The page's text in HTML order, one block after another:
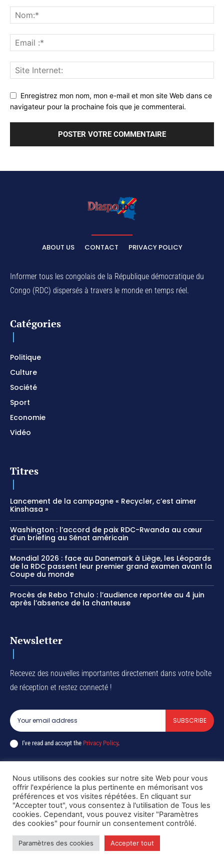
Enregistrez mon nom, mon e-mail et mon site Web dans ce
navigateur pour la prochaine fois que je commenterai.
ABOUT US CONTACT PRIVACY POLICY
Informer tous les congolais de la République démocratique du
Congo (RDC) dispersés à travers le monde en temps réel.
Catégories
Politique
Culture
Société
Sport
Economie
Vidéo
Titres
Lancement de la campagne « Recycler, c’est aimer
Kinshasa »
Washington : l’accord de paix RDC-Rwanda au cœur
d’un briefing au Sénat américain
Mondial 2026 : face au Danemark à Liège, les Léopards
de la RDC passent leur premier grand examen avant la
Coupe du monde
Procès de Rebo Tchulo : l’audience reportée au 4 juin
après l’absence de la chanteuse
Newsletter
Recevez des nouvelles importantes directement dans votre boîte
de réception et restez connecté !
SUBSCRIBE
I've read and accept the Privacy Policy.
Copyright © DiaspoRDC. All rights reserved
Nous utilisons des cookies sur notre site Web pour vous
offrir l'expérience la plus pertinente en mémorisant vos
préférences et vos visites répétées. En cliquant sur
"Accepter tout", vous consentez à l'utilisation de Tous les
cookies. Cependant, vous pouvez visiter "Paramètres
des cookies" pour fournir un consentement contrôlé.
Paramètres des cookies Accepter tout